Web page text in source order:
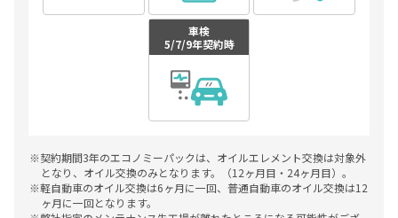
車検
5/7/9年契約時
※契約期間3年のエコノミーパックは、オイルエレメント交換は対象外
となり、オイル交換のみとなります。（12ヶ月目・24ヶ月目）。
※軽自動車のオイル交換は6ヶ月に一回、普通自動車のオイル交換は12
ヶ月に一回となります。